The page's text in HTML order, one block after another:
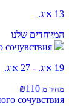
13 אוג.
המיוחדים שלנו
сочувствия
19 אוג. - 27 אוג.
מחיר מ
сочувствия